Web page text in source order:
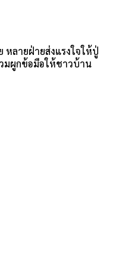
หลายฝ่ายส่งแรงใจให้ปู่
มผูกข้อมือให้ชาวบ้าน